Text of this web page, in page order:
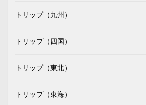
トリップ（九州）
トリップ（四国）
トリップ（東北）
トリップ（東海）